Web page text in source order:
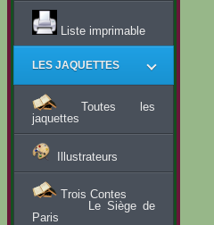
Liste imprimable
LES JAQUETTES
Toutes les
jaquettes
Illustrateurs
Trois Contes
Le Siège de
Paris